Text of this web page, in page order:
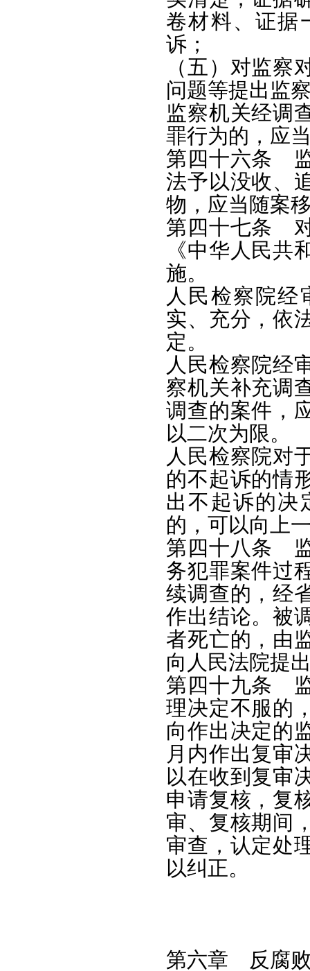
卷材料、证据
诉；
（五）对监察
问题等提出监
监察机关经调
罪行为的，应
第四十六条
法予以没收、
物，应当随案
第四十七条
《中华人民共
施。
人民检察院经
实、充分，依
定。
人民检察院经
察机关补充调
调查的案件，
以二次为限。
人民检察院对
的不起诉的情
出不起诉的决
的，可以向上
第四十八条
务犯罪案件过
续调查的，经
作出结论。被
者死亡的，由
向人民法院提
第四十九条
理决定不服的
向作出决定的
月内作出复审
以在收到复审
申请复核，复
审、复核期间
审查，认定处
以纠正。
第六章 反腐